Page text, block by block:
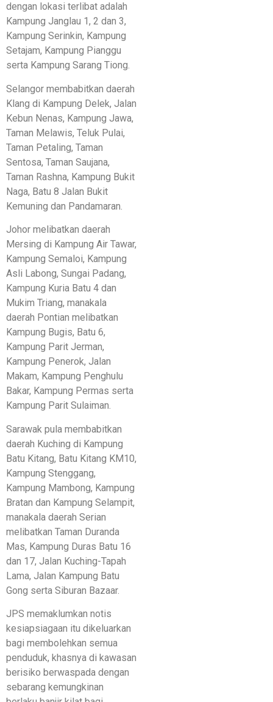
dengan lokasi terlibat adalah
Kampung Janglau 1, 2 dan 3,
Kampung Serinkin, Kampung
Setajam, Kampung Pianggu
serta Kampung Sarang Tiong.
Selangor membabitkan daerah
Klang di Kampung Delek, Jalan
Kebun Nenas, Kampung Jawa,
Taman Melawis, Teluk Pulai,
Taman Petaling, Taman
Sentosa, Taman Saujana,
Taman Rashna, Kampung Bukit
Naga, Batu 8 Jalan Bukit
Kemuning dan Pandamaran.
Johor melibatkan daerah
Mersing di Kampung Air Tawar,
Kampung Semaloi, Kampung
Asli Labong, Sungai Padang,
Kampung Kuria Batu 4 dan
Mukim Triang, manakala
daerah Pontian melibatkan
Kampung Bugis, Batu 6,
Kampung Parit Jerman,
Kampung Penerok, Jalan
Makam, Kampung Penghulu
Bakar, Kampung Permas serta
Kampung Parit Sulaiman.
Sarawak pula membabitkan
daerah Kuching di Kampung
Batu Kitang, Batu Kitang KM10,
Kampung Stenggang,
Kampung Mambong, Kampung
Bratan dan Kampung Selampit,
manakala daerah Serian
melibatkan Taman Duranda
Mas, Kampung Duras Batu 16
dan 17, Jalan Kuching-Tapah
Lama, Jalan Kampung Batu
Gong serta Siburan Bazaar.
JPS memaklumkan notis
kesiapsiagaan itu dikeluarkan
bagi membolehkan semua
penduduk, khasnya di kawasan
berisiko berwaspada dengan
sebarang kemungkinan